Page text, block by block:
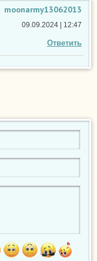
moonarmy13062013
Ответить
09.09.2024 | 12:47